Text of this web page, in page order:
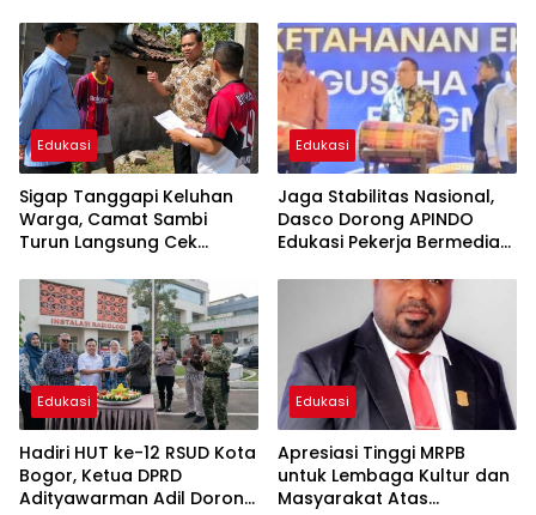
Sesuai Spek dan Pekerja
Abaikan K3
Nasional
Edukasi
Sigap Tanggapi Keluhan
Warga, Camat Sambi
Turun Langsung Cek
Edukasi
Jaga Stabilitas Nasional,
Dasco Dorong APINDO
Edukasi Pekerja Bermedia
Edukasi
Hadiri HUT ke-12 RSUD Kota
Bogor, Ketua DPRD
Adityawarman Adil Dorong
Edukasi
Apresiasi Tinggi MRPB
untuk Lembaga Kultur dan
Masyarakat Atas